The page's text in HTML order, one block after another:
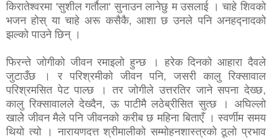
किरातेश्वरमा 'सुशील गर्तौला' सुनाउन लानेछु म उसलाई । चाहे शिवको
भजन होस् या चाहे अरू कसैकै, आशा छ उनले पनि अनहद्नादको
झल्को पाउने छिन् ।
फिरन्ते जोगीको जीवन रमाइलो हुन्छ । हरेक दिनको आहारा दैवले
जुटाउँछ । र परिश्रमीको जीवन पनि, जसरी कालु रिक्सावाल
परिश्रमसित पेट पाल्छ । तर जोगीले उत्तरतिर जाने सपना देख्छ,
कालु रिक्सावालले देख्दैन, ऊ पाटीमै लठेब्रीसित सुत्छ । अघिल्लो
खालेे जीवन मैले पनि जीवनको करीब छ महिना बिताएँ । स्वर्णीम समय
थियो त्यो । नारायणदत्त श्रीमालीको सम्मोहनशास्त्रको ठूलो प्रभाव